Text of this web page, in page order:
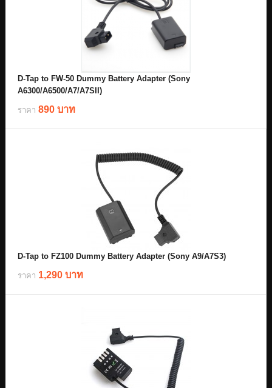
D-Tap to FW-50 Dummy Battery Adapter (Sony
A6300/A6500/A7/A7SII)
ราคา 890 บาท
D-Tap to FZ100 Dummy Battery Adapter (Sony A9/A7S3)
ราคา 1,290 บาท